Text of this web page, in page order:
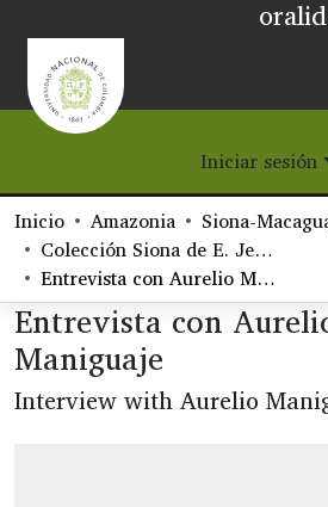
¿Qué es Eetane?
Comunidades
Navegar
Estadísticas
Iniciar sesión
Inicio
Amazonia
Siona-
Colección Siona de E. Jean Langdon
Entrevista con Aurelio Maniguaje
Entrevista con
Maniguaje
Interview with Aurelio